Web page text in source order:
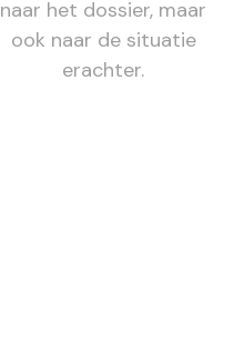
naar het dossier, maar
ook naar de situatie
erachter.